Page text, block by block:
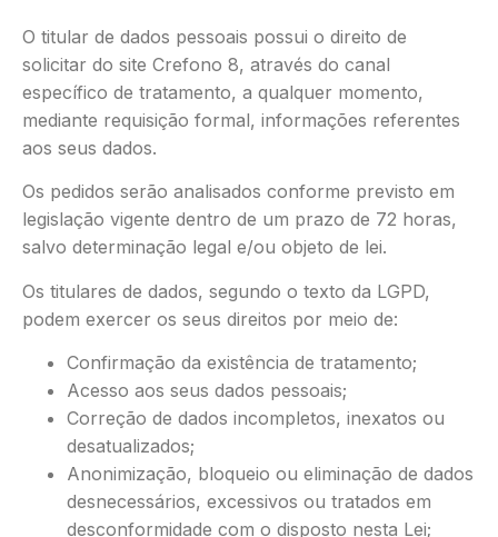
O titular de dados pessoais possui o direito de
solicitar do site Crefono 8, através do canal
específico de tratamento, a qualquer momento,
mediante requisição formal, informações referentes
aos seus dados.
Os pedidos serão analisados conforme previsto em
legislação vigente dentro de um prazo de 72 horas,
salvo determinação legal e/ou objeto de lei.
Os titulares de dados, segundo o texto da LGPD,
podem exercer os seus direitos por meio de:
Confirmação da existência de tratamento;
Acesso aos seus dados pessoais;
Correção de dados incompletos, inexatos ou
desatualizados;
Anonimização, bloqueio ou eliminação de dados
desnecessários, excessivos ou tratados em
desconformidade com o disposto nesta Lei;